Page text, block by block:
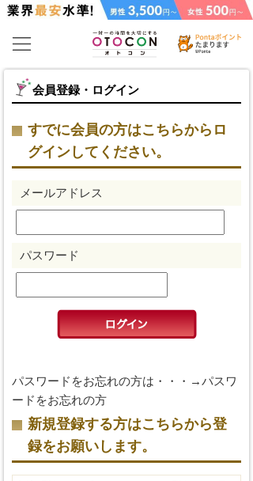
会員登録・ログイン
すでに会員の方はこちらからロ
グインしてください。
メールアドレス
パスワード
パスワードをお忘れの方は・・・→パスワ
ードをお忘れの方
新規登録する方はこちらから登
録をお願いします。